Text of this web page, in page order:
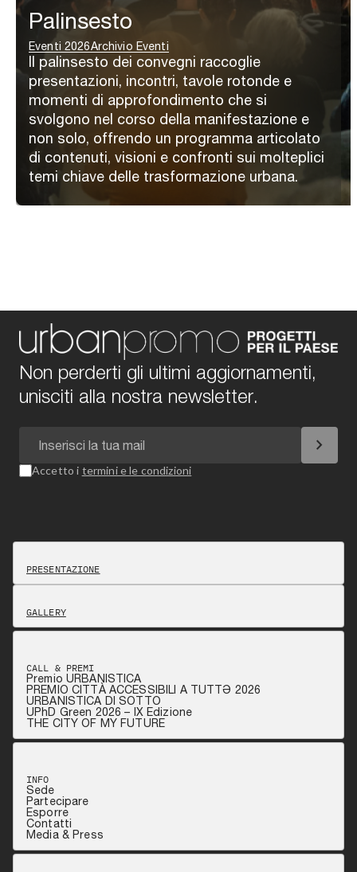
Palinsesto
Eventi 2026Archivio Eventi
Il palinsesto dei convegni raccoglie
presentazioni, incontri, tavole rotonde e
momenti di approfondimento che si
svolgono nel corso della manifestazione e
non solo, offrendo un programma articolato
di contenuti, visioni e confronti sui molteplici
temi chiave delle trasformazione urbana.
Non perderti gli ultimi aggiornamenti,
unisciti alla nostra newsletter.
chevron_right
Accetto i termini e le condizioni
PRESENTAZIONE
GALLERY
CALL & PREMI
Premio URBANISTICA
PREMIO CITTÀ ACCESSIBILI A TUTTƏ 2026
URBANISTICA DI SOTTO
UPhD Green 2026 – IX Edizione
THE CITY OF MY FUTURE
INFO
Sede
Partecipare
Esporre
Contatti
Media & Press